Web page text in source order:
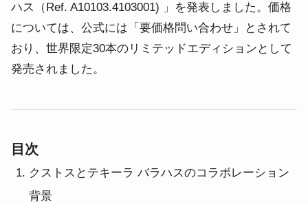
ハス（Ref. A10103.4103001) 」を発表しました。価格
については、公式には「要価格問い合わせ」とされて
おり、世界限定30本のリミテッドエディションとして
発売されました。
目次
クストスとテキーラ バラハスのコラボレーション
背景